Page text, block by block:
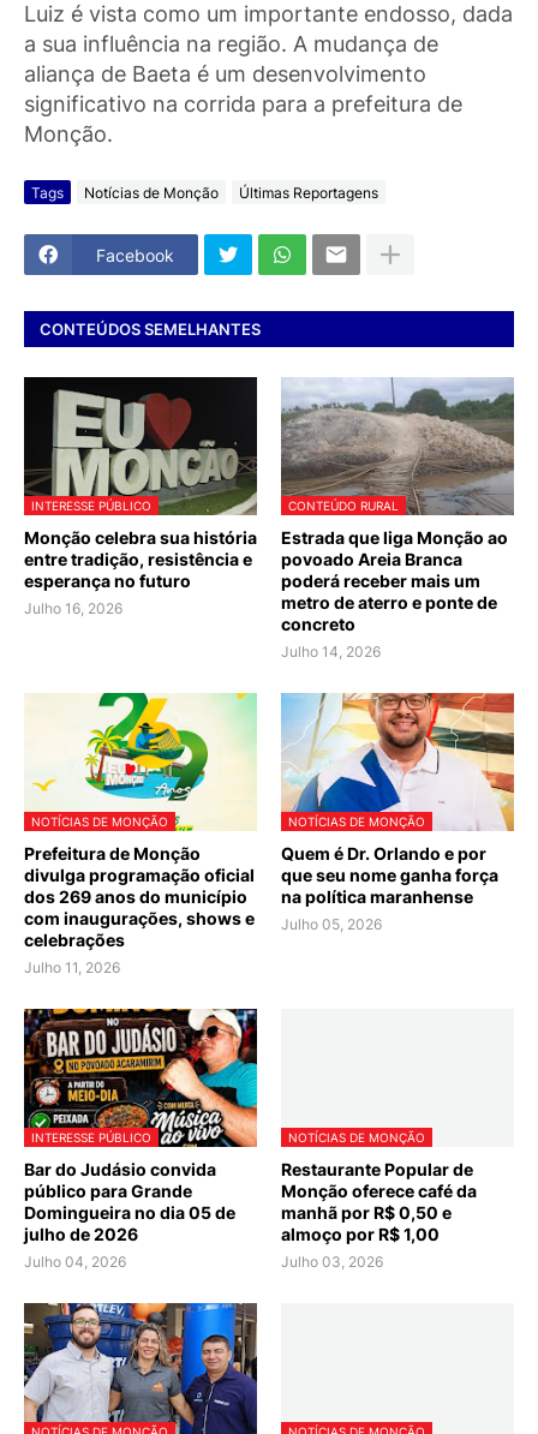
Luiz é vista como um importante endosso, dada
a sua influência na região. A mudança de
aliança de Baeta é um desenvolvimento
significativo na corrida para a prefeitura de
Monção.
Tags Notícias de Monção Últimas Reportagens
Facebook
CONTEÚDOS SEMELHANTES
INTERESSE PÚBLICO
Monção celebra sua história
entre tradição, resistência e
esperança no futuro
Julho 16, 2026
CONTEÚDO RURAL
Estrada que liga Monção ao
povoado Areia Branca
poderá receber mais um
metro de aterro e ponte de
concreto
Julho 14, 2026
NOTÍCIAS DE MONÇÃO
Prefeitura de Monção
divulga programação oficial
dos 269 anos do município
com inaugurações, shows e
celebrações
Julho 11, 2026
NOTÍCIAS DE MONÇÃO
Quem é Dr. Orlando e por
que seu nome ganha força
na política maranhense
Julho 05, 2026
INTERESSE PÚBLICO
Bar do Judásio convida
público para Grande
Domingueira no dia 05 de
julho de 2026
Julho 04, 2026
NOTÍCIAS DE MONÇÃO
Restaurante Popular de
Monção oferece café da
manhã por R$ 0,50 e
almoço por R$ 1,00
Julho 03, 2026